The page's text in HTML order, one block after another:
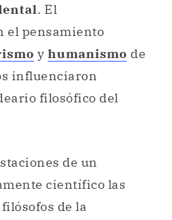
. El
el pensamiento
y humanismo de
influenciaron
filosófico del
de un
científico las
de la